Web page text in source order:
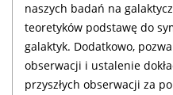
naszych badań na
teoretyków podstawę do
galaktyk. Dodatkowo,
obserwacji i ustalenie
przyszłych obserwacji za